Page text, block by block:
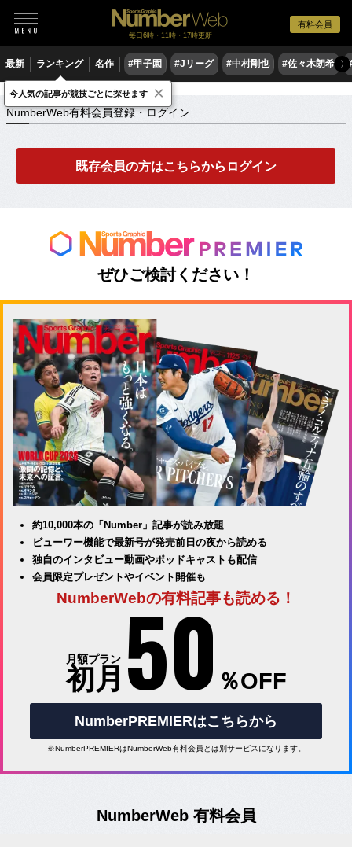
有料会員
毎日6時・11時・17時更新
最新 ランキング 名作 #甲子園 #Jリーグ #中村剛也 #佐々木朗希 〉
NumberWeb有料会員登録・ログイン
NumberWeb有料会員登録・ログイン
既存会員の方はこちらからログイン
ぜひご検討ください！
約10,000本の「Number」記事が読み放題
ビューワー機能で最新号が発売前日の夜から読める
独自のインタビュー動画やポッドキャストも配信
会員限定プレゼントやイベント開催も
NumberWebの有料記事も読める！
月額プラン
初月 50 ％OFF
NumberPREMIERはこちらから
※NumberPREMIERはNumberWeb有料会員とは別サービスになります。
NumberWeb 有料会員
今人気の記事が競技ごとに探せます ×